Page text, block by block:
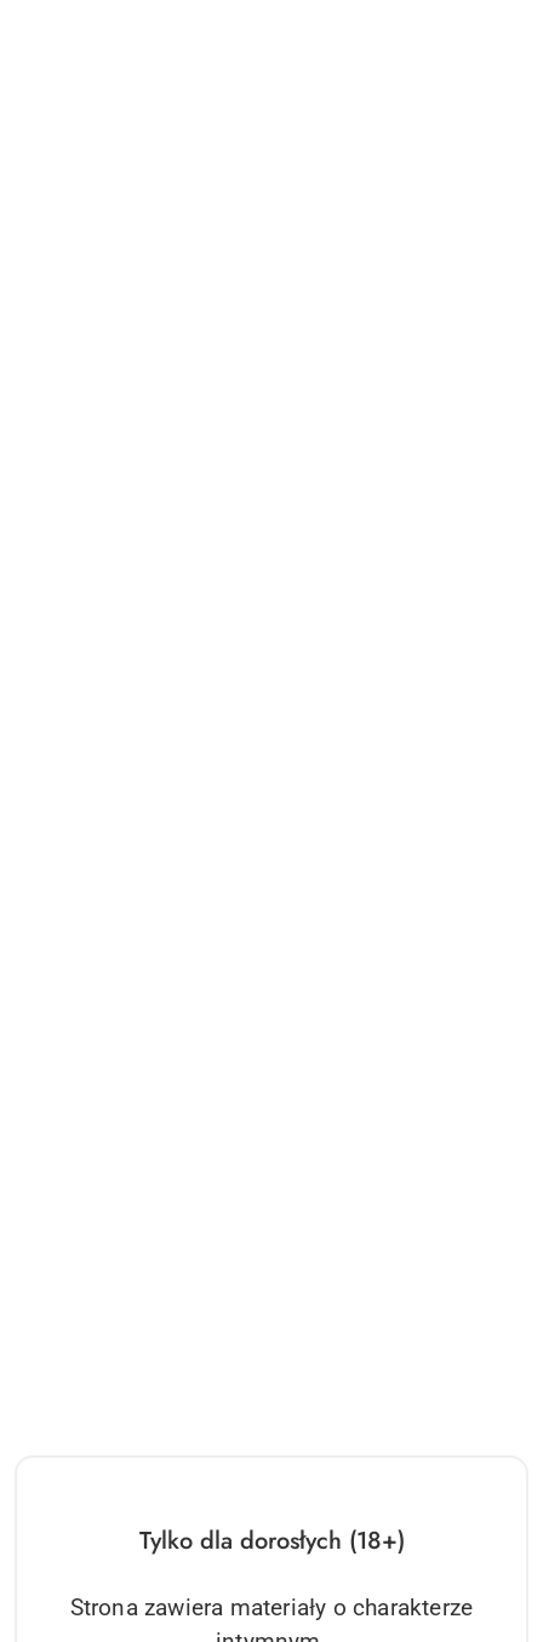
Tylko dla dorosłych (18+)
Strona zawiera materiały o charakterze